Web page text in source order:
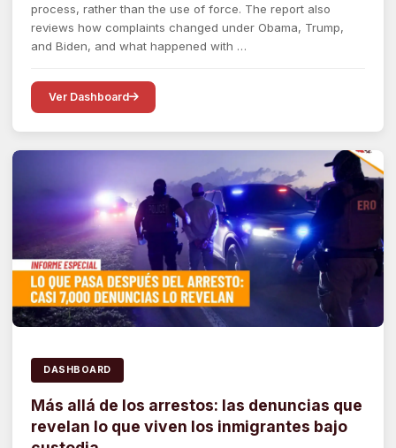
process, rather than the use of force. The report also
reviews how complaints changed under Obama, Trump,
and Biden, and what happened with …
Ver Dashboard
DASHBOARD
Más allá de los arrestos: las denuncias que
revelan lo que viven los inmigrantes bajo